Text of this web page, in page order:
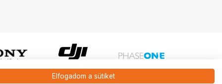
Elfogadom a sütiket